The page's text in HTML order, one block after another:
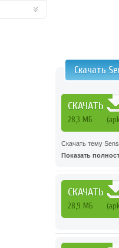
Скачать
СКАЧАТЬ
28,3 МБ
Скачать тему
Показать
СКАЧАТЬ
28,9 МБ